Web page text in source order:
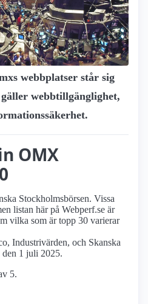
webbplatser står sig
webbtillgänglighet,
OMX
Stockholmsbörsen. Vissa
listan här på Webperf.se är
vilka som är topp 30 varierar
Industrivärden, och Skanska
1 juli 2025.
5.